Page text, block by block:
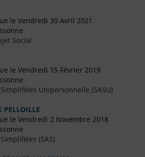
le Vendredi 30 Avril 2021
Social
le Vendredi 15 Février 2019
Unipersonnelle (SASU)
PELLOILLE
le Vendredi 2 Novembre 2018
(SAS)